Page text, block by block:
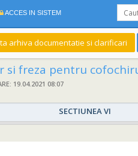
ACCES IN SISTEM
arhiva documentatie si clarificari
si freza pentru
19.04.2021 08:07
SECTIUNEA VI